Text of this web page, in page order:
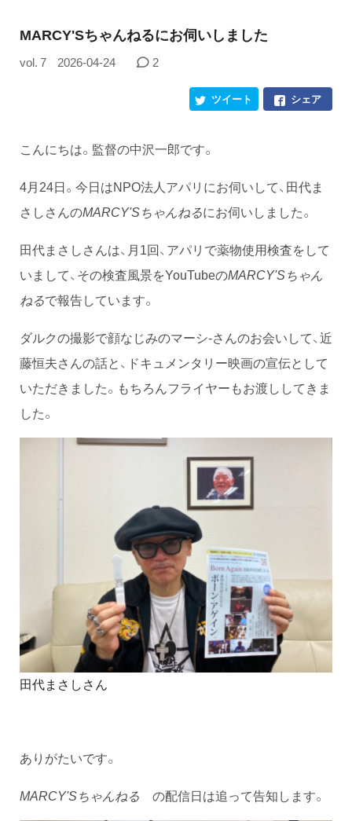
MARCY'Sちゃんねるにお伺いしました
vol. 7 2026-04-24 2
シェア
ツイート
こんにちは。監督の中沢一郎です。
4月24日。今日はNPO法人アパリにお伺いして、田代ま
さしさんのMARCY'Sちゃんねるにお伺いしました。
田代まさしさんは、月1回、アパリで薬物使用検査をして
いまして、その検査風景をYouTubeのMARCY'Sちゃん
ねるで報告しています。
ダルクの撮影で顔なじみのマーシ-さんのお会いして、近
藤恒夫さんの話と、ドキュメンタリー映画の宣伝として
いただきました。もちろんフライヤーもお渡ししてきま
した。
田代まさしさん
ありがたいです。
MARCY'Sちゃんねる の配信日は追って告知します。